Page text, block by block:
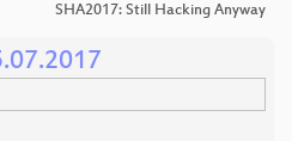
SHA2017: Still Hacking Anyway